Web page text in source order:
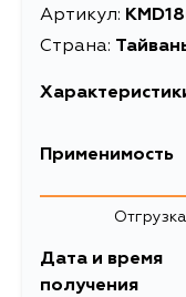
Артикул:
Страна:
Описание
Применимость
Mitsubishi
Кузов
CU2W, N43W,
Дата и время
получения